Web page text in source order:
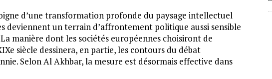
d’une transformation profonde du paysage intellectuel
deviennent un terrain d’affrontement politique aussi sensible
manière dont les sociétés européennes choisiront de
siècle dessinera, en partie, les contours du débat
Selon Al Akhbar, la mesure est désormais effective dans